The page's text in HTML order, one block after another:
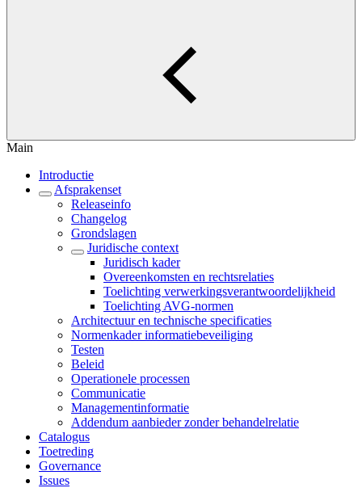
Main
Introductie
Afsprakenset
Releaseinfo
Changelog
Grondslagen
Juridische context
Juridisch kader
Overeenkomsten en rechtsrelaties
Toelichting verwerkingsverantwoordelijkheid
Toelichting AVG-normen
Architectuur en technische specificaties
Normenkader informatiebeveiliging
Testen
Beleid
Operationele processen
Communicatie
Managementinformatie
Addendum aanbieder zonder behandelrelatie
Catalogus
Toetreding
Governance
Issues